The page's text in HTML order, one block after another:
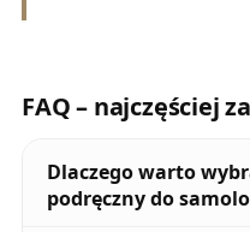
FAQ – najczęściej
Dlaczego warto
podręczny do